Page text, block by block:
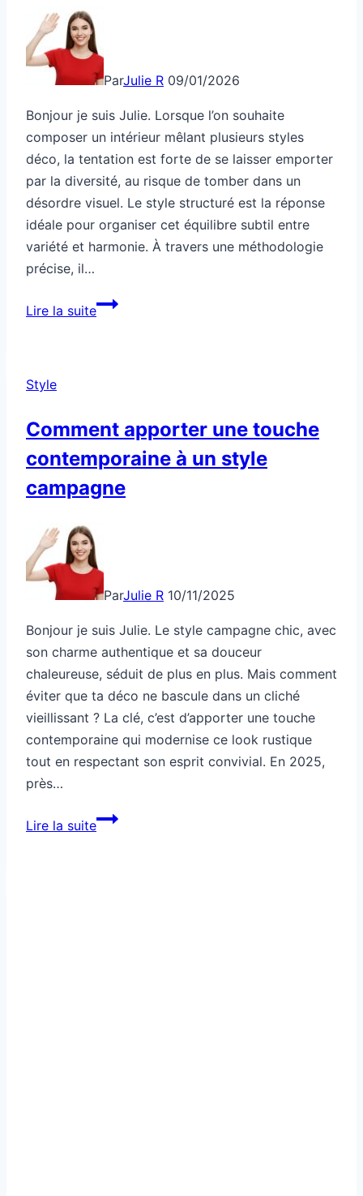
ParJulie R 09/01/2026
Bonjour je suis Julie. Lorsque l’on souhaite
composer un intérieur mêlant plusieurs styles
déco, la tentation est forte de se laisser emporter
par la diversité, au risque de tomber dans un
désordre visuel. Le style structuré est la réponse
idéale pour organiser cet équilibre subtil entre
variété et harmonie. À travers une méthodologie
précise, il…
Lire la suiteStyle
Style
Comment apporter une touche
contemporaine à un style
campagne
ParJulie R 10/11/2025
Bonjour je suis Julie. Le style campagne chic, avec
son charme authentique et sa douceur
chaleureuse, séduit de plus en plus. Mais comment
éviter que ta déco ne bascule dans un cliché
vieillissant ? La clé, c’est d’apporter une touche
contemporaine qui modernise ce look rustique
tout en respectant son esprit convivial. En 2025,
près…
Lire la suiteComment